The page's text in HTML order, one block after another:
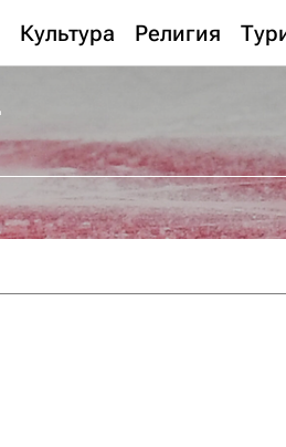
Культура Религия